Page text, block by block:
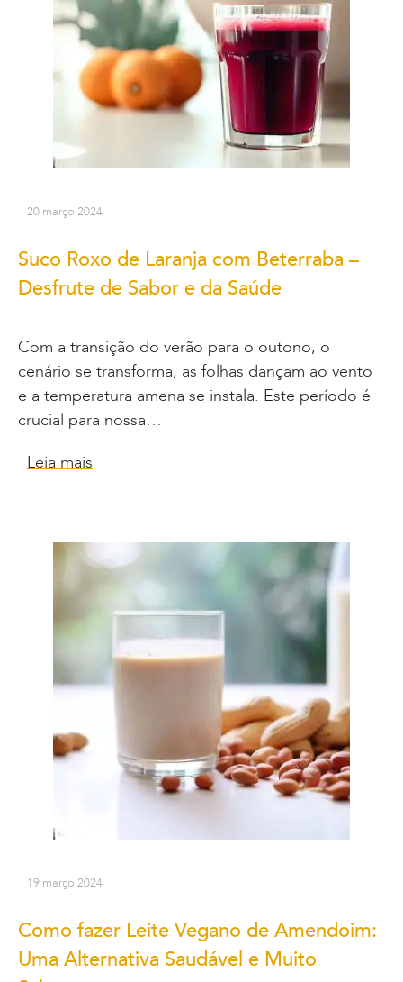
20 março 2024
Suco Roxo de Laranja com Beterraba –
Desfrute de Sabor e da Saúde
Com a transição do verão para o outono, o
cenário se transforma, as folhas dançam ao vento
e a temperatura amena se instala. Este período é
crucial para nossa…
Leia mais
19 março 2024
Como fazer Leite Vegano de Amendoim:
Uma Alternativa Saudável e Muito